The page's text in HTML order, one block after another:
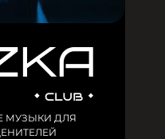
МУЗЫКИ ДЛЯ